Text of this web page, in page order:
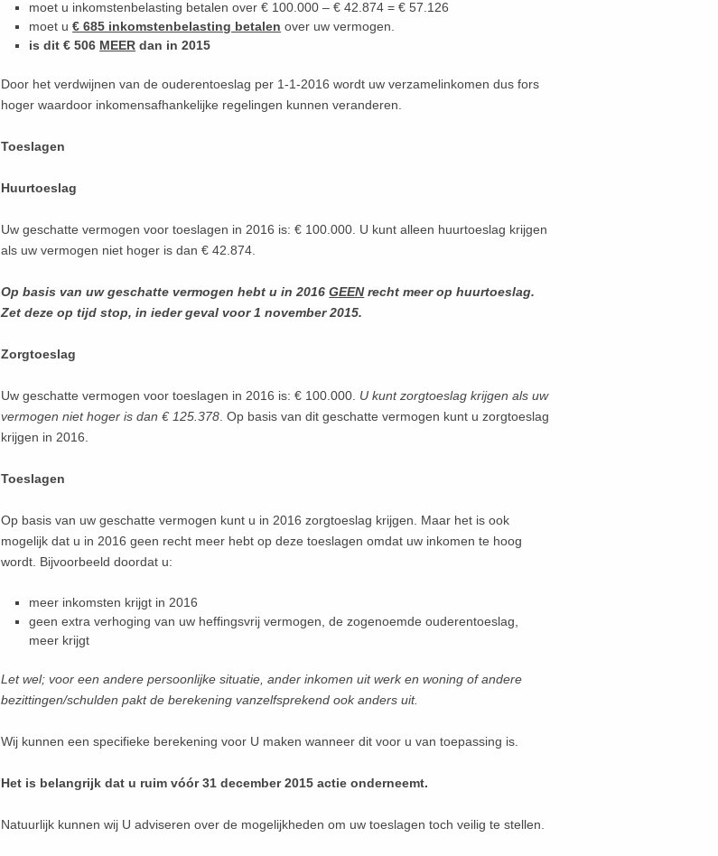
moet u inkomstenbelasting betalen over € 100.000 – € 42.874 = € 57.126
moet u€ 685 inkomstenbelasting betalen over uw vermogen.
is dit € 506 MEER dan in 2015
Door het verdwijnen van de ouderentoeslag per 1-1-2016 wordt uw verzamelinkomen dus fors
hoger waardoor inkomensafhankelijke regelingen kunnen veranderen.
Toeslagen
Huurtoeslag
Uw geschatte vermogen voor toeslagen in 2016 is: € 100.000. U kunt alleen huurtoeslag krijgen
als uw vermogen niet hoger is dan € 42.874.
Op basis van uw geschatte vermogen hebt u in 2016GEENrecht meer op huurtoeslag.
Zet deze op tijd stop, in ieder geval voor 1 november 2015.
Zorgtoeslag
Uw geschatte vermogen voor toeslagen in 2016 is: € 100.000. U kunt zorgtoeslag krijgen als uw
vermogen niet hoger is dan € 125.378. Op basis van dit geschatte vermogen kunt u zorgtoeslag
krijgen in 2016.
Toeslagen
Op basis van uw geschatte vermogen kunt u in 2016 zorgtoeslag krijgen. Maar het is ook
mogelijk dat u in 2016 geen recht meer hebt op deze toeslagen omdat uw inkomen te hoog
wordt. Bijvoorbeeld doordat u:
meer inkomsten krijgt in 2016
geen extra verhoging van uw heffingsvrij vermogen, de zogenoemde ouderentoeslag,
meer krijgt
Let wel; voor een andere persoonlijke situatie, ander inkomen uit werk en woning of andere
bezittingen/schulden pakt de berekening vanzelfsprekend ook anders uit.
Wij kunnen een specifieke berekening voor U maken wanneer dit voor u van toepassing is.
Het is belangrijk dat u ruim vóór 31 december 2015 actie onderneemt.
Natuurlijk kunnen wij U adviseren over de mogelijkheden om uw toeslagen toch veilig te stellen.